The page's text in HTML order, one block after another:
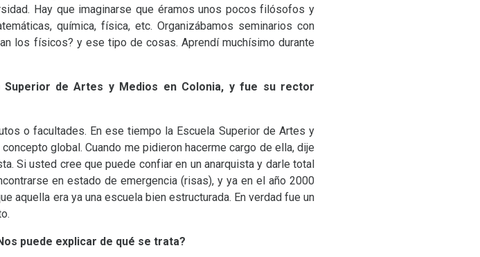
Hay que imaginarse que éramos unos pocos filósofos y
química, física, etc. Organizábamos seminarios con
los físicos? y ese tipo de cosas. Aprendí muchísimo durante
Superior de Artes y Medios en Colonia, y fue su rector
o facultades. En ese tiempo la Escuela Superior de Artes y
global. Cuando me pidieron hacerme cargo de ella, dije
Si usted cree que puede confiar en un anarquista y darle total
en estado de emergencia (risas), y ya en el año 2000
aquella era ya una escuela bien estructurada. En verdad fue un
puede explicar de qué se trata?